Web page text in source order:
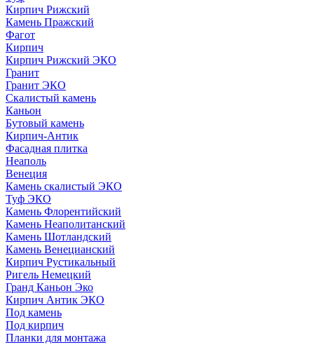
Кирпич Рижский
Камень Пражский
Фагот
Кирпич
Кирпич Рижский ЭКО
Гранит
Гранит ЭКО
Скалистый камень
Каньон
Бутовый камень
Кирпич-Антик
Фасадная плитка
Неаполь
Венеция
Камень скалистый ЭКО
Туф ЭКО
Камень Флорентийский
Камень Неаполитанский
Камень Шотландский
Камень Венецианский
Кирпич Рустикальный
Ригель Немецкий
Гранд Каньон Эко
Кирпич Антик ЭКО
Под камень
Под кирпич
Планки для монтажа